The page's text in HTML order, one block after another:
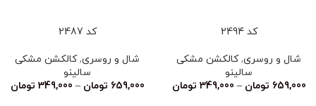
کد 2494
شال و روسری,کالکشن مشکی
سالینو
659,000 تومان –
349,000 تومان
کد 2487
شال و روسری,کالکشن مشکی
سالینو
659,000 تومان –
349,000 تومان